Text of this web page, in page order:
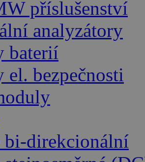
příslušenství
analyzátory
baterií
el. bezpečnosti
bi-direkcionální